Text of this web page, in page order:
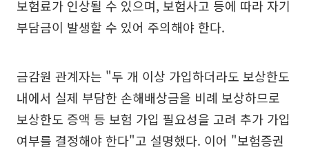
보험료가 인상될 수 있으며, 보험사고 등에 따라 자기
부담금이 발생할 수 있어 주의해야 한다.
금감원 관계자는 "두 개 이상 가입하더라도 보상한도
내에서 실제 부담한 손해배상금을 비례 보상하므로
보상한도 증액 등 보험 가입 필요성을 고려 추가 가입
여부를 결정해야 한다"고 설명했다. 이어 "보험증권